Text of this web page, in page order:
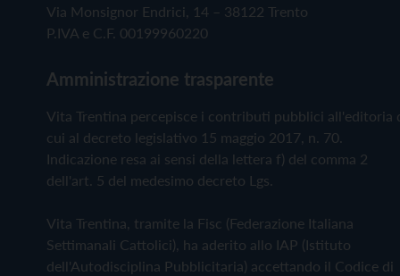
Via Monsignor Endrici, 14 – 38122 Trento
P.IVA e C.F. 00199960220
Amministrazione trasparente
Vita Trentina percepisce i contributi pubblici all'editoria
cui al decreto legislativo 15 maggio 2017, n. 70.
Indicazione resa ai sensi della lettera f) del comma 2
dell'art. 5 del medesimo decreto Lgs.
Vita Trentina, tramite la Fisc (Federazione Italiana
Settimanali Cattolici), ha aderito allo IAP (Istituto
dell'Autodisciplina Pubblicitaria) accettando il Codice di